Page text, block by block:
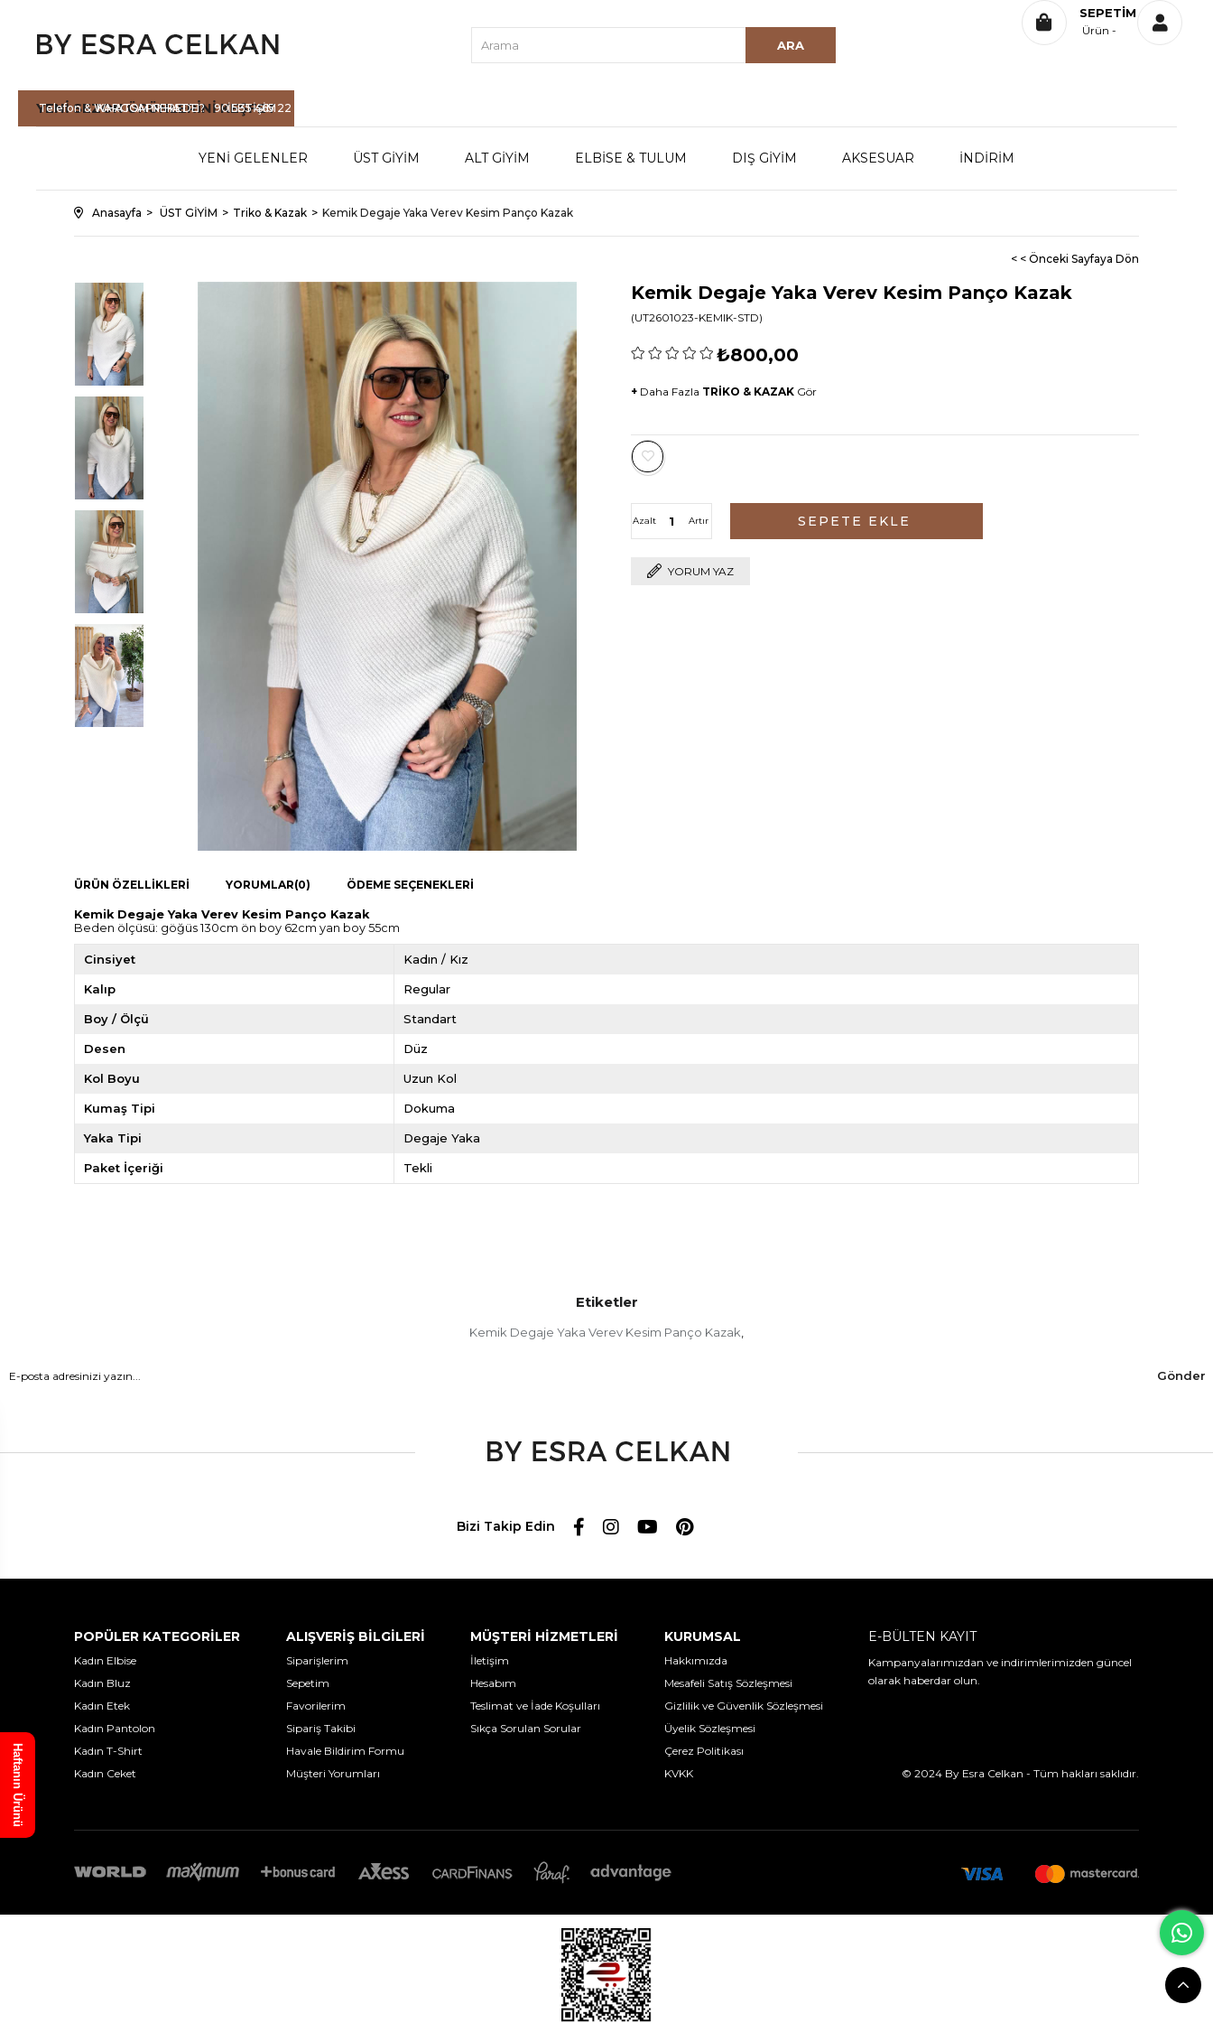
Telefon & WHATSAPP HATTI : 90 535 465 22
YENİ SEZONÜRÜNLERİNİ KEŞFET
KARGOM NEREDE? İLETİŞİM
SEPETIM
Ürün
YENİ GELENLER ÜST GİYİM ALT GİYİM ELBİSE & TULUM DIŞ GİYİM AKSESUAR İNDİRİM
Anasayfa ÜST GİYİM Triko & Kazak Kemik Degaje Yaka Verev Kesim Panço Kazak
< < Önceki Sayfaya Dön
Kemik Degaje Yaka Verev Kesim Panço Kazak
(UT2601023-KEMIK-STD)
₺800,00
+ Daha Fazla TRİKO & KAZAK Gör
Artır
Azalt
YORUM YAZ
ÜRÜN ÖZELLIKLERI YORUMLAR(0) ÖDEME SEÇENEKLERI
Kemik Degaje Yaka Verev Kesim Panço Kazak
Beden ölçüsü: göğüs 130cm ön boy 62cm yan boy 55cm
Cinsiyet Kadın / Kız
Kalıp Regular
Boy / Ölçü Standart
Desen Düz
Kol Boyu Uzun Kol
Kumaş Tipi Dokuma
Yaka Tipi Degaje Yaka
Paket İçeriği Tekli
Etiketler
Kemik Degaje Yaka Verev Kesim Panço Kazak,
Gönder
Bizi Takip Edin
POPÜLER KATEGORİLER
Kadın Elbise
Kadın Bluz
Kadın Etek
Kadın Pantolon
Kadın T-Shirt
Kadın Ceket
ALIŞVERİŞ BİLGİLERİ
Siparişlerim
Sepetim
Favorilerim
Sipariş Takibi
Havale Bildirim Formu
Müşteri Yorumları
MÜŞTERİ HİZMETLERİ
İletişim
Hesabım
Teslimat ve İade Koşulları
Sıkça Sorulan Sorular
KURUMSAL
Hakkımızda
Mesafeli Satış Sözleşmesi
Gizlilik ve Güvenlik Sözleşmesi
Üyelik Sözleşmesi
Çerez Politikası
KVKK
E-BÜLTEN KAYIT
Kampanyalarımızdan ve indirimlerimizden güncel
olarak haberdar olun.
© 2024 By Esra Celkan - Tüm hakları saklıdır.
Haftanın Ürünü